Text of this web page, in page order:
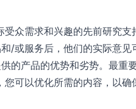
众需求和兴趣的先前研究
/或服务后，他们的实际意见
的产品的优势和劣势。最重
可以优化所需的内容，以确